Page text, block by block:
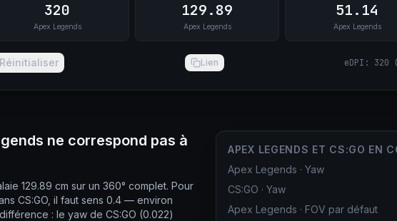
320
Apex Legends
129.89
Apex Legends
51.14
Apex Legends
Réinitialiser Lien eDPI : 320
ne correspond pas à
129.89 cm sur un 360° complet. Pour
CS:GO, il faut sens 0.4 — environ
: le yaw de CS:GO (0.022)
APEX LEGENDS ET CS:GO EN
Apex Legends · Yaw
CS:GO · Yaw
Apex Legends · FOV par défaut